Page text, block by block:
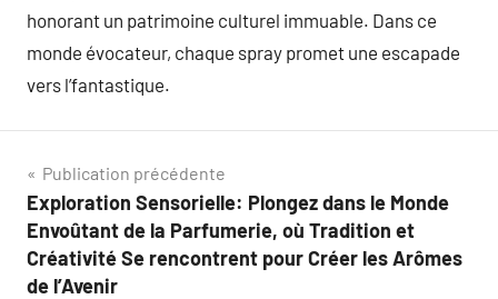
honorant un patrimoine culturel immuable. Dans ce
monde évocateur, chaque spray promet une escapade
vers l’fantastique.
Navigation
de
l’article
Publication précédente
Exploration Sensorielle: Plongez dans le Monde
Envoûtant de la Parfumerie, où Tradition et
Créativité Se rencontrent pour Créer les Arômes
de l’Avenir